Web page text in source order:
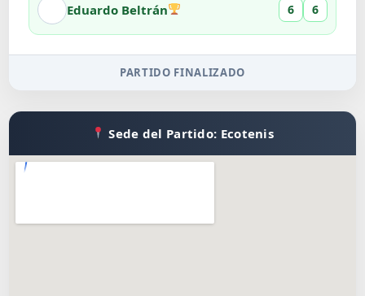
Eduardo Beltrán 6 6
PARTIDO FINALIZADO
Sede del Partido: Ecotenis